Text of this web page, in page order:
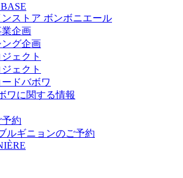
ストア ボンボニエール
業企画
ング企画
ェクト
ェクト
ードバボワ
ワに関する情報
約
ルギニョンのご予約